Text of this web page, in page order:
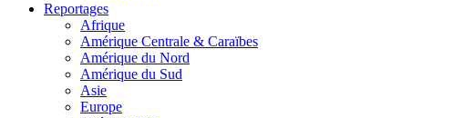
Reportages
Afrique
Amérique Centrale & Caraïbes
Amérique du Nord
Amérique du Sud
Asie
Europe